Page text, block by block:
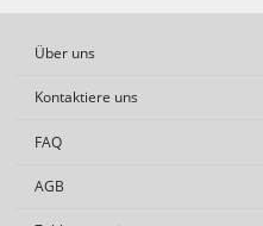
Folge
uns
Über uns
Kontaktiere uns
FAQ
AGB